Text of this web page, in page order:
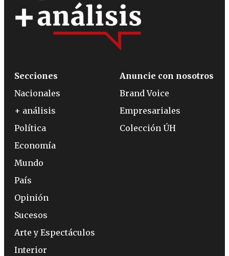
Secciones
Nacionales
+ análisis
Política
Economía
Mundo
País
Opinión
Sucesos
Arte y Espectáculos
Interior
Anuncie con nosotros
Brand Voice
Empresariales
Colección ÚH